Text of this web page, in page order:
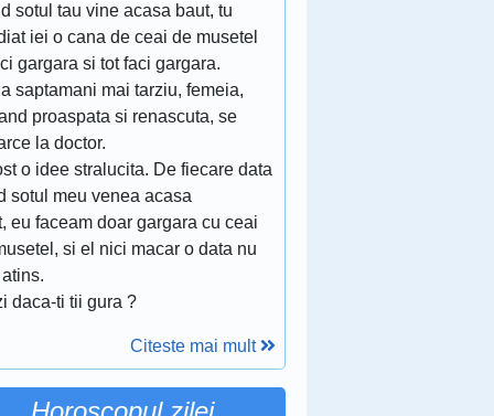
sotul tau vine acasa baut, tu
iei o cana de ceai de musetel
gargara si tot faci gargara.
saptamani mai tarziu, femeia,
proaspata si renascuta, se
la doctor.
o idee stralucita. De fiecare data
sotul meu venea acasa
eu faceam doar gargara cu ceai
si el nici macar o data nu
daca-ti tii gura ?
Citeste mai mult